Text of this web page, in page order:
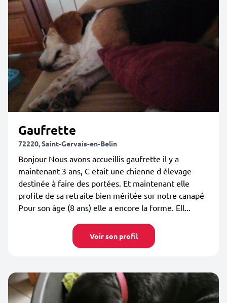
Gaufrette
72220, Saint-Gervais-en-Belin
Bonjour Nous avons accueillis gaufrette il y a
maintenant 3 ans, C etait une chienne d élevage
destinée à faire des portées. Et maintenant elle
profite de sa retraite bien méritée sur notre canapé
Pour son âge (8 ans) elle a encore la forme. Ell...
Voir son profil